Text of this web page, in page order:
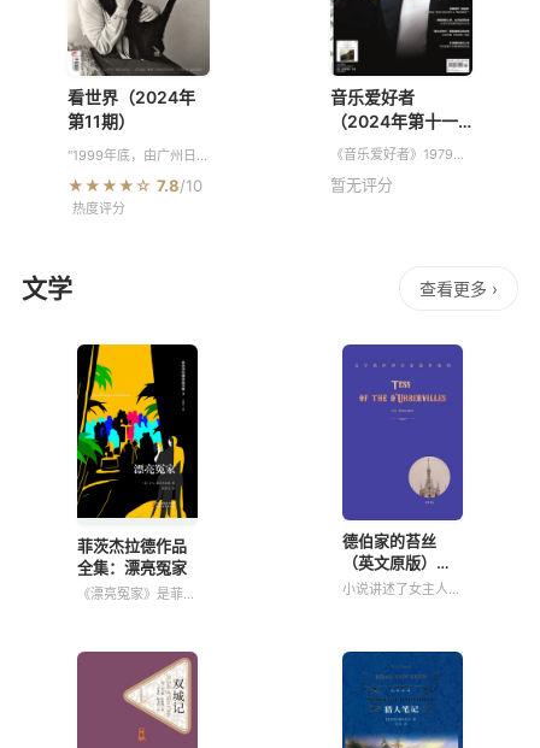
看世界（2024年
第11期）
"1999年底，由广州日报
出版局、市社科联等单
位进行的穗版期刊评比
★★★★☆ 7.8/10
热度评分
音乐爱好者
（2024年第十一
期）
《音乐爱好者》1979年
优雅精致的办刊传统，
暂无评分
文学 查看更多 ›
菲茨杰拉德作品
全集：漂亮冤家
《漂亮冤家》是菲茨
彩，其主题和内容与
《人间天堂》颇为相
似，描写的是一个出
身豪门、相貌英俊的
青年的个人成长史和
浪漫爱情史。如果
德伯家的苔丝
（英文原版）
Tess of the
小说讲述了女主人公
亲戚，结果她被少爷
亚历克诱奸，后来她
与牧师的儿子克莱尔
恋爱并订婚，在新婚
之夜她把昔日的不